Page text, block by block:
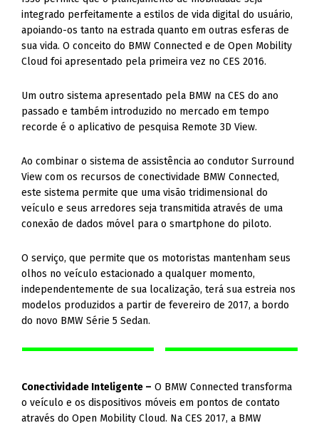
integrado perfeitamente a estilos de vida digital do usuário,
apoiando-os tanto na estrada quanto em outras esferas de
sua vida. O conceito do BMW Connected e de Open Mobility
Cloud foi apresentado pela primeira vez no CES 2016.
Um outro sistema apresentado pela BMW na CES do ano
passado e também introduzido no mercado em tempo
recorde é o aplicativo de pesquisa Remote 3D View.
Ao combinar o sistema de assistência ao condutor Surround
View com os recursos de conectividade BMW Connected,
este sistema permite que uma visão tridimensional do
veículo e seus arredores seja transmitida através de uma
conexão de dados móvel para o smartphone do piloto.
O serviço, que permite que os motoristas mantenham seus
olhos no veículo estacionado a qualquer momento,
independentemente de sua localização, terá sua estreia nos
modelos produzidos a partir de fevereiro de 2017, a bordo
do novo BMW Série 5 Sedan.
Conectividade Inteligente – O BMW Connected transforma
o veículo e os dispositivos móveis em pontos de contato
através do Open Mobility Cloud. Na CES 2017, a BMW